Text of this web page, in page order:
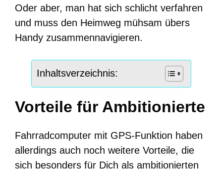
Oder aber, man hat sich schlicht verfahren
und muss den Heimweg mühsam übers
Handy zusammennavigieren.
Inhaltsverzeichnis:
Vorteile für Ambitionierte
Fahrradcomputer mit GPS-Funktion haben
allerdings auch noch weitere Vorteile, die
sich besonders für Dich als ambitionierten